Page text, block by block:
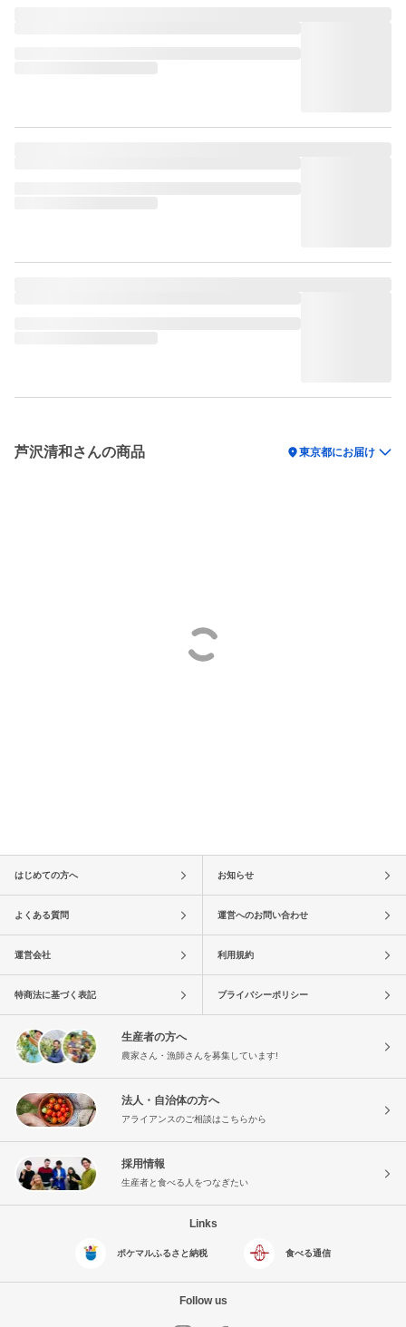
芦沢清和さんの商品 location_on東京都にお届け
はじめての方へ お知らせ
よくある質問 運営へのお問い合わせ
運営会社 利用規約
特商法に基づく表記 プライバシーポリシー
生産者の方へ
農家さん・漁師さんを募集しています!
法人・自治体の方へ
アライアンスのご相談はこちらから
採用情報
生産者と食べる人をつなぎたい
Links
ポケマルふるさと納税 食べる通信
Follow us